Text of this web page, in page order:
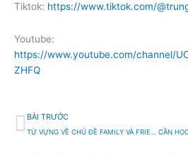
Tiktok: https://www.tiktok.com/
Youtube:
https://www.youtube.com/channel/
ZHFQ
Prev
BÀI TRƯỚC